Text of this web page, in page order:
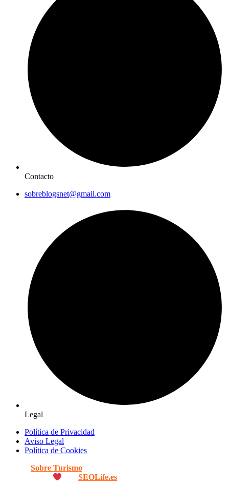
Contacto
sobreblogsnet@gmail.com
Legal
Política de Privacidad
Aviso Legal
Política de Cookies
Sobre Turismo
porSEOLife.es